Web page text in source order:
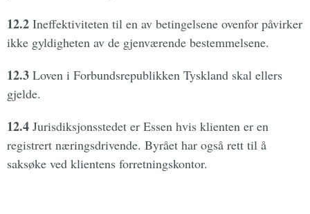
12.2 Ineffektiviteten til en av betingelsene ovenfor påvirker
ikke gyldigheten av de gjenværende bestemmelsene.
12.3 Loven i Forbundsrepublikken Tyskland skal ellers
gjelde.
12.4 Jurisdiksjonsstedet er Essen hvis klienten er en
registrert næringsdrivende. Byrået har også rett til å
saksøke ved klientens forretningskontor.